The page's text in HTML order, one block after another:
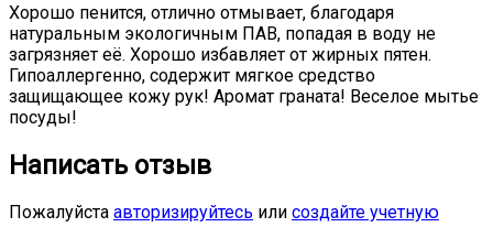
Хорошо пенится, отлично отмывает, благодаря
натуральным экологичным ПАВ, попадая в воду не
загрязняет её. Хорошо избавляет от жирных пятен.
Гипоаллергенно, содержит мягкое средство
защищающее кожу рук! Аромат граната! Веселое мытье
посуды!
Написать отзыв
Пожалуйста авторизируйтесь или создайте учетную